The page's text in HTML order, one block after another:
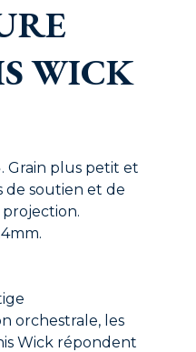
WICK
Grain plus petit et
soutien et de
orchestrale, les
Wick répondent